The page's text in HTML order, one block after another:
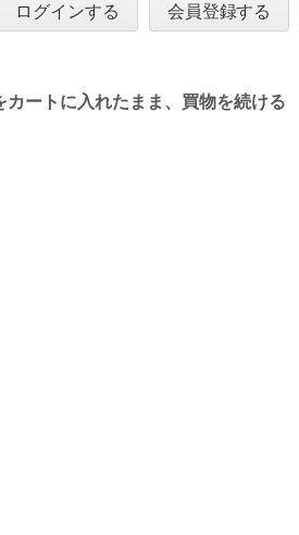
ログインする 会員登録する
カートに入れたまま、買物を続ける